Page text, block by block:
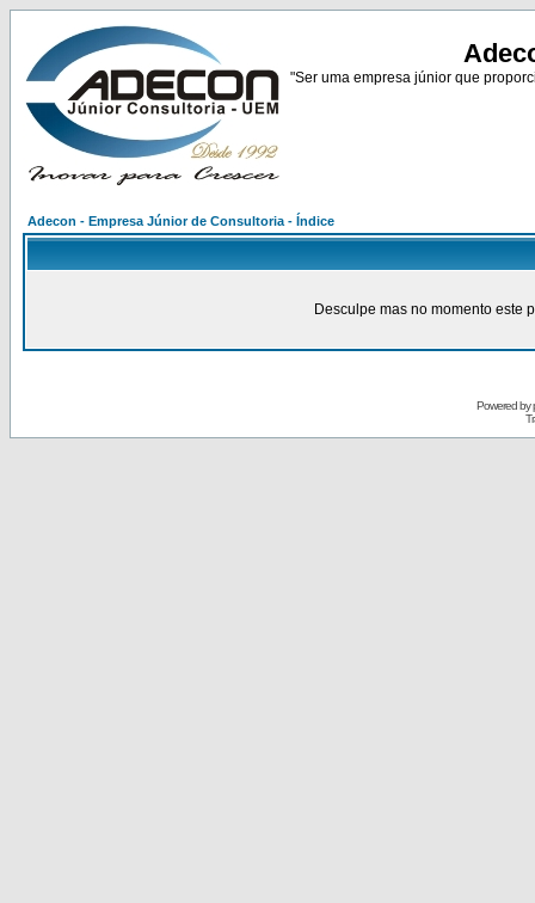
"Ser uma empresa júnior que
Adecon - Empresa Júnior de Consultoria - Índice
Desculpe mas no momento este
Powered by